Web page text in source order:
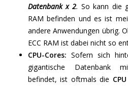
Datenbank x 2.So kann die
RAM befinden und es ist
andere Anwendungen übrig.
ECC RAM ist dabei nicht so
CPU-Cores: Sofern sich
gigantische Datenbank
befindet, ist oftmals die